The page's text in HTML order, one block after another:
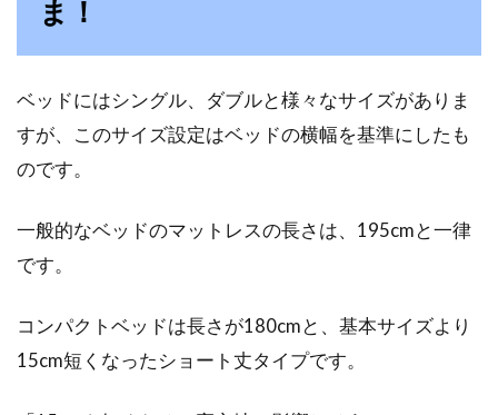
もうすぐ暑い夏がやってきます。室温や衣服の
調整など、赤ちゃんと過ごす夏は、考えなくて
賃貸やお家の和室の畳の上にベッドを置きたい
し、実際に...
ま！
ベッドにはシングル、ダブルと様々なサイズがありま
すが、このサイズ設定はベッドの横幅を基準にしたも
のです。
一般的なベッドのマットレスの長さは、195cmと一律
です。
コンパクトベッドは長さが180cmと、基本サイズより
15cm短くなったショート丈タイプです。